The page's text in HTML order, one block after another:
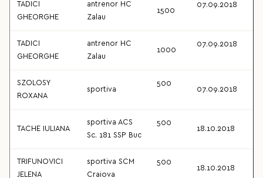
TADICI
GHEORGHE
antrenor HC
Zalau
1500
07.09.2018
TADICI
GHEORGHE
antrenor HC
Zalau
1000
07.09.2018
SZOLOSY
ROXANA
sportiva
500
07.09.2018
TACHE IULIANA
sportiva ACS
Sc. 181 SSP Buc
500
18.10.2018
TRIFUNOVICI
JELENA
sportiva SCM
Craiova
500
18.10.2018